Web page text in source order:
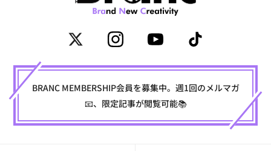
BRANC MEMBERSHIP会員を募集中。週1回のメルマガ
📧、限定記事が閲覧可能📚